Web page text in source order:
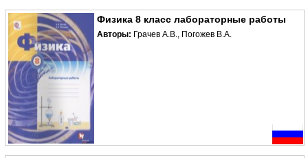
Физика 8 класс лабораторные работы
Авторы: Грачев А.В., Погожев В.А.